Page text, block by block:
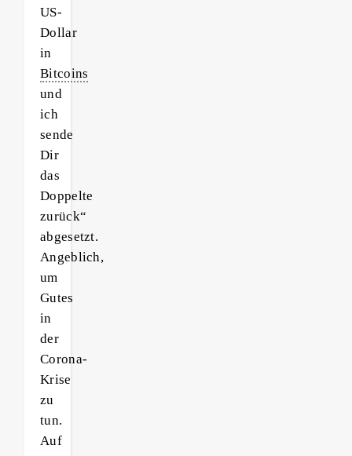
US-
Dollar
in
Bitcoins
und
ich
sende
Dir
das
Doppelte
zurück“
abgesetzt.
Angeblich,
um
Gutes
in
der
Corona-
Krise
zu
tun.
Auf